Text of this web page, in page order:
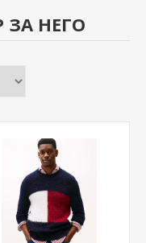
НЕГО